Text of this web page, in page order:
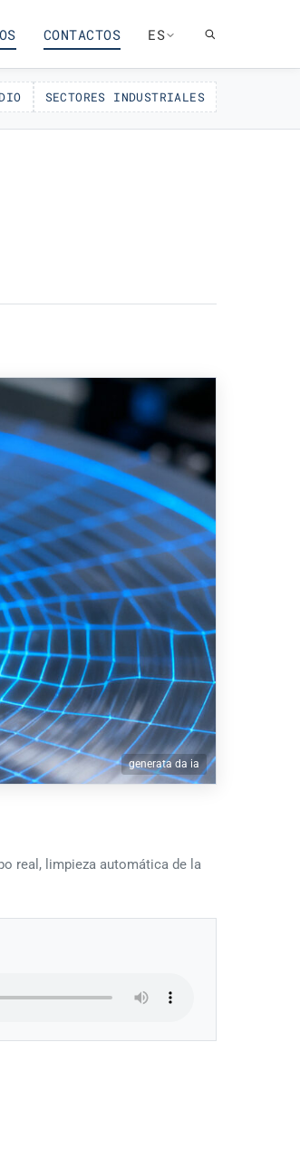
CONTACTOS ES
SECTORES INDUSTRIALES
generata da ia
real, limpieza automática de la